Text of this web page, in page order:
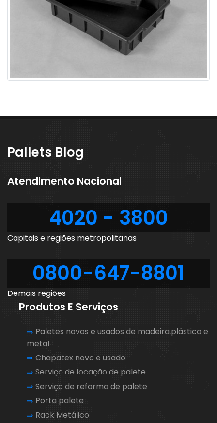
Pallets Blog
Atendimento Nacional
4020 - 3800
Capitais e regiões metropolitanas
0800-647-8801
Demais regiões
Produtos E Serviços
Paletes novos e usados de madeira,plástico e
metal
Chapatex novo e usado
Serviço de locação de palete
Serviço de reforma de palete
Porta palete
Rack Metálico